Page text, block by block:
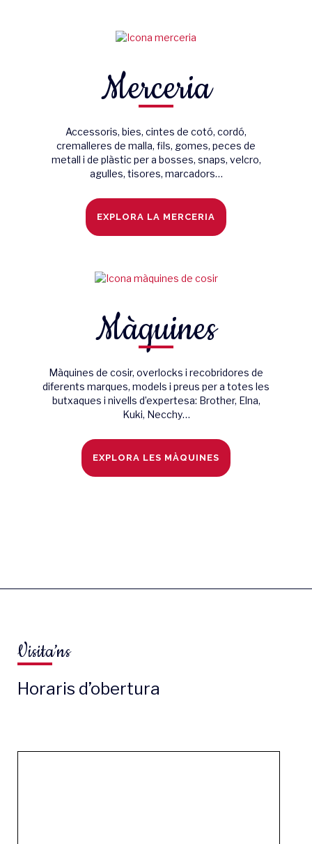
Merceria
Accessoris, bies, cintes de cotó, cordó,
cremalleres de malla, fils, gomes, peces de
metall i de plàstic per a bosses, snaps, velcro,
agulles, tisores, marcadors…
EXPLORA LA MERCERIA
Màquines
Màquines de cosir, overlocks i recobridores de
diferents marques, models i preus per a totes les
butxaques i nivells d’expertesa: Brother, Elna,
Kuki, Necchy…
EXPLORA LES MÀQUINES
Visita’ns
Horaris d’obertura